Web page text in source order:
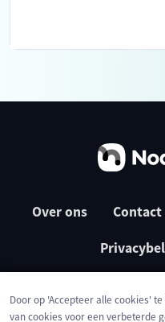
Over ons Contact
Door op 'Accepteer alle cookies'
van cookies voor een verbeterde